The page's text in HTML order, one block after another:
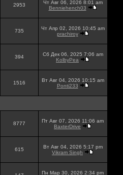
2953
Чт Авг 06, 2026 8:01 am
Benniehench03
735
Чт Апр 02, 2026 10:45 am
prachiroy
394
Сб Дек 06, 2025 7:06 am
KolbyPea
1516
Вт Авг 04, 2026 10:15 am
Ponti233
8777
Пт Авг 07, 2026 11:06 am
BaxterDrive
615
Вт Авг 04, 2026 5:17 pm
Vikram Singh
Пн Мар 30, 2026 2:34 pm